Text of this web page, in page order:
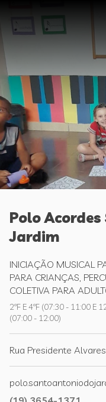
Polo
Jardim
INICIAÇÃO MUSICAL
PARA CRIANÇAS,
COLETIVA PARA
2ªF E 4ªF (07:30 - 11:00 E
(07:00 - 12:00)
Rua Presidente